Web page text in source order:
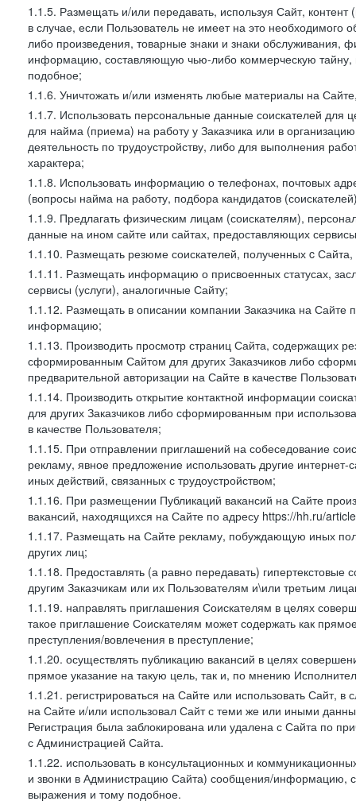
1.1.5. Размещать и/или передавать, используя Сайт,
в случае, если Пользователь не имеет на это
либо произведения, товарные знаки и знаки
информацию, составляющую чью-либо коммерческую тайну,
подобное;
1.1.6. Уничтожать и/или изменять любые материалы на
1.1.7. Использовать персональные данные соискателей для
для найма (приема) на работу у Заказчика или в
деятельность по трудоустройству, либо для выполнения
характера;
1.1.8. Использовать информацию о телефонах, почтовых
(вопросы найма на работу, подбора кандидатов
1.1.9. Предлагать физическим лицам (соискателям),
данные на ином сайте или сайтах, предоставляющих
1.1.10. Размещать резюме соискателей, полученных c
1.1.11. Размещать информацию о присвоенных статусах,
сервисы (услуги), аналогичные Сайту;
1.1.12. Размещать в описании компании Заказчика на Сайте
информацию;
1.1.13. Производить просмотр страниц Сайта, содержащих
сформированным Сайтом для других Заказчиков либо
предварительной авторизации на Сайте в качестве
1.1.14. Производить открытие контактной информации
для других Заказчиков либо сформированным при
в качестве Пользователя;
1.1.15. При отправлении приглашений на собеседование
рекламу, явное предложение использовать другие
иных действий, связанных с трудоустройством;
1.1.16. При размещении Публикаций вакансий на Сайте
вакансий, находящихся на Сайте по адресу https://hh.ru/
1.1.17. Размещать на Сайте рекламу, побуждающую иных
других лиц;
1.1.18. Предоставлять (а равно передавать)
другим Заказчикам или их Пользователям и\или третьим
1.1.19. направлять приглашения Соискателям в целях
такое приглашение Соискателям может содержать как
преступления/вовлечения в преступление;
1.1.20. осуществлять публикацию вакансий в целях
прямое указание на такую цель, так и, по мнению
1.1.21. регистрироваться на Сайте или использовать Сайт,
на Сайте и/или использовал Сайт с теми же или иными
Регистрация была заблокирована или удалена с Сайта по
с Администрацией Сайта.
1.1.22. использовать в консультационных и
и звонки в Администрацию Сайта) сообщения/информацию,
выражения и тому подобное.